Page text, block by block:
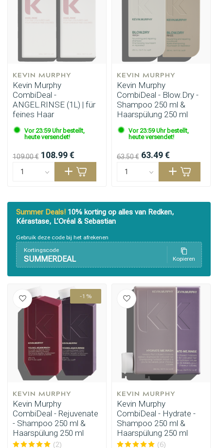
Stylingprodukte Haarfärbung
KEVIN MURPHY
Kevin Murphy
CombiDeal -
ANGEL.RINSE (1L) | für
feines Haar
Vor 23:59 Uhr bestellt,
heute versendet!
109.00 € 108.99 €
KEVIN MURPHY
Kevin Murphy
CombiDeal - Blow.Dry -
Shampoo 250 ml &
Haarspülung 250 ml
Vor 23:59 Uhr bestellt,
heute versendet!
63.50 € 63.49 €
Summer Deals! 10% korting op alles van Redken,
Kérastase, L’Oréal & Sebastian
Gebruik deze code bij het afrekenen
Kortingscode
SUMMERDEAL Kopieren
-1%
KEVIN MURPHY
Kevin Murphy
CombiDeal - Rejuvenate
- Shampoo 250 ml &
Haarspülung 250 ml
(2)
KEVIN MURPHY
Kevin Murphy
CombiDeal - Hydrate -
Shampoo 250 ml &
Haarspülung 250 ml
(6)